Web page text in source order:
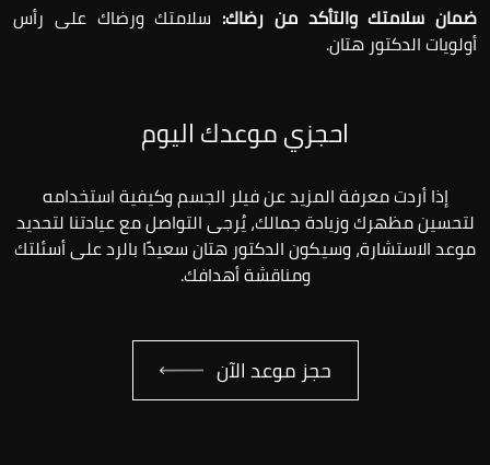
ضمان سلامتك والتأكد من رضاك: سلامتك ورضاك على رأس
أولويات الدكتور هتان.
احجزي موعدك اليوم
إذا أردت معرفة المزيد عن فيلر الجسم وكيفية استخدامه
لتحسين مظهرك وزيادة جمالك، يُرجى التواصل مع عيادتنا لتحديد
موعد الاستشارة، وسيكون الدكتور هتان سعيدًا بالرد على أسئلتك
ومناقشة أهدافك.
حجز موعد الآن